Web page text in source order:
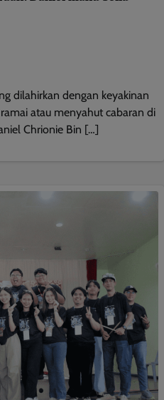
dilahirkan dengan keyakinan
atau menyahut cabaran di
Chrionie Bin […]